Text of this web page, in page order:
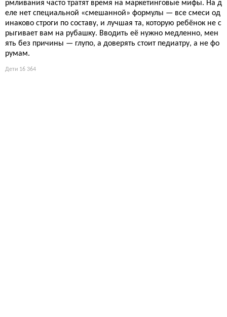
рмливания часто тратят время на маркетинговые мифы. На д
еле нет специальной «смешанной» формулы — все смеси од
инаково строги по составу, и лучшая та, которую ребёнок не с
рыгивает вам на рубашку. Вводить её нужно медленно, мен
ять без причины — глупо, а доверять стоит педиатру, а не фо
румам.
Дети 16 364